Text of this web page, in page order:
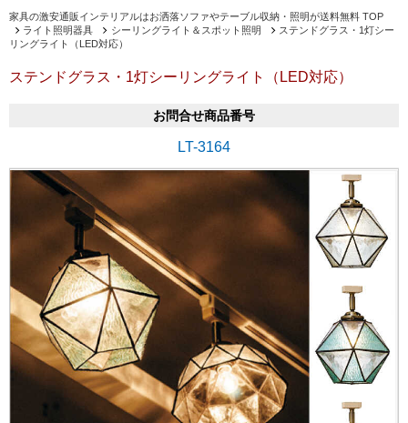
家具の激安通販インテリアルはお洒落ソファやテーブル収納・照明が送料無料 TOP
ライト照明器具
シーリングライト＆スポット照明
ステンドグラス・1灯シー
リングライト（LED対応）
ステンドグラス・1灯シーリングライト（LED対応）
お問合せ商品番号
LT-3164